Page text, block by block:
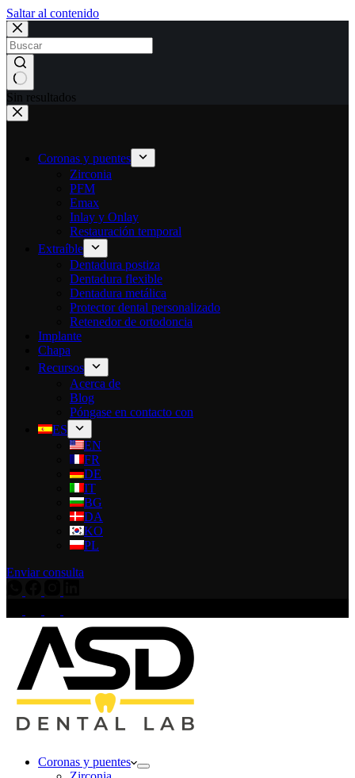
Saltar al contenido
Sin resultados
Coronas y puentes
Zirconia
PFM
Emax
Inlay y Onlay
Restauración temporal
Extraíble
Dentadura postiza
Dentadura flexible
Dentadura metálica
Protector dental personalizado
Retenedor de ortodoncia
Implante
Chapa
Recursos
Acerca de
Blog
Póngase en contacto con
ES
EN
FR
DE
IT
BG
DA
KO
PL
Enviar consulta
Coronas y puentes